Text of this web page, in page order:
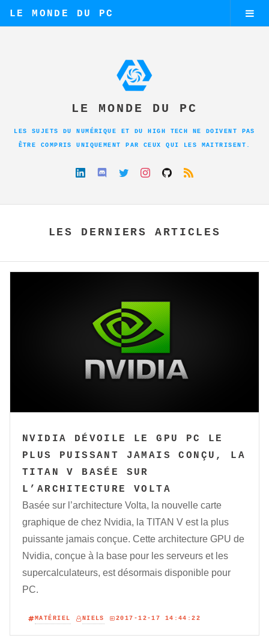
LE MONDE DU PC
LE MONDE DU PC
LES SUJETS DU NUMÉRIQUE ET DU HIGH TECH NE DOIVENT PAS
ÊTRE COMPRIS UNIQUEMENT PAR CEUX QUI LES MAITRISENT.
LES DERNIERS ARTICLES
NVIDIA DÉVOILE LE GPU PC LE
PLUS PUISSANT JAMAIS CONÇU, LA
TITAN V BASÉE SUR
L’ARCHITECTURE VOLTA
Basée sur l’architecture Volta, la nouvelle carte
graphique de chez Nvidia, la TITAN V est la plus
puissante jamais conçue. Cette architecture GPU de
Nvidia, conçue à la base pour les serveurs et les
supercalculateurs, est désormais disponible pour
PC.
MATÉRIEL NIELS 2017-12-17 14:44:22